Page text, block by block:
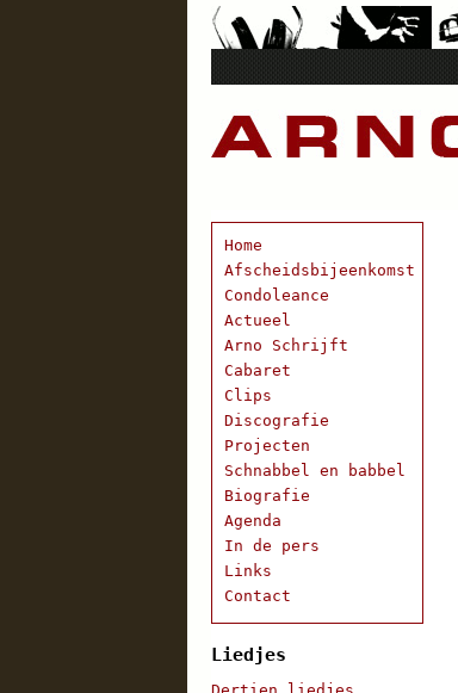
Home
Afscheidsbijeenkomst
Condoleance
Actueel
Arno Schrijft
Cabaret
Clips
Discografie
Projecten
Schnabbel en babbel
Biografie
Agenda
In de pers
Links
Contact
Liedjes